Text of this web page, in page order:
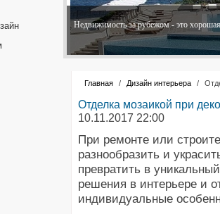
Недвижимость за рубежом - это
Главная / Дизайн интерьера /
Отделка мозаикой при
10.11.2017 22:00
При ремонте или
разнообразить и
превратить в
решения в интерьере и
индивидуальные